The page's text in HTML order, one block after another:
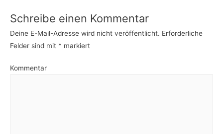
Schreibe einen Kommentar
Deine E-Mail-Adresse wird nicht veröffentlicht. Erforderliche
Felder sind mit * markiert
Kommentar